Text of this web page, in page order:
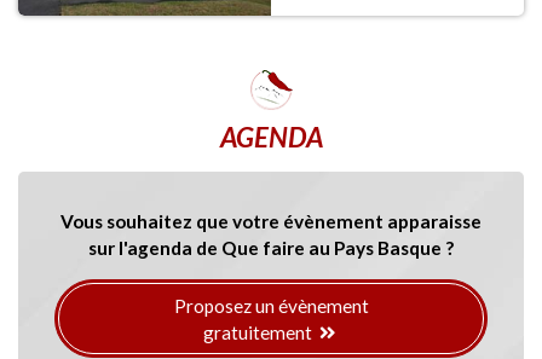
AGENDA
Vous souhaitez que votre évènement apparaisse
sur l'agenda de Que faire au Pays Basque ?
Proposez un évènement
gratuitement